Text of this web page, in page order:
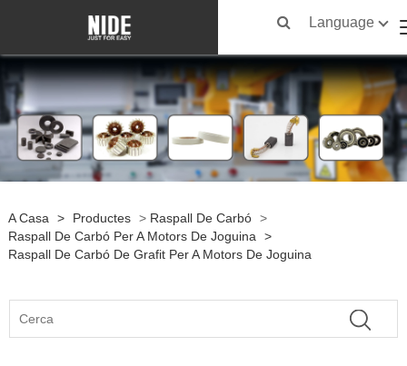
Language
A Casa > Productes > Raspall De Carbó >
Raspall De Carbó Per A Motors De Joguina
>
Raspall De Carbó De Grafit Per A Motors De Joguina